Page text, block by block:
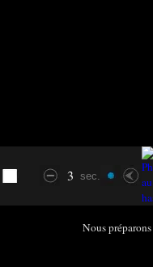
3 sec.
Nous